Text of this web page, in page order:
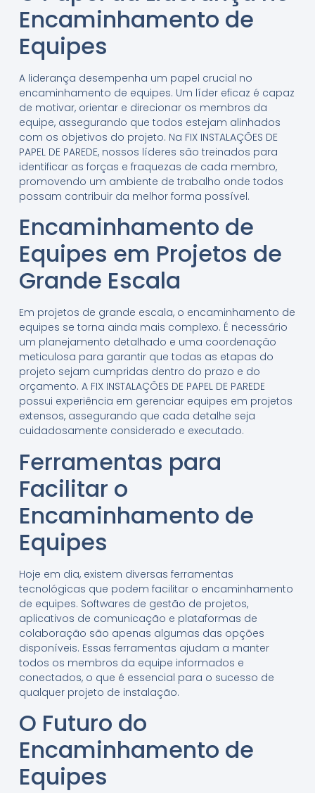
Encaminhamento de
Equipes
A liderança desempenha um papel crucial no
encaminhamento de equipes. Um líder eficaz é capaz
de motivar, orientar e direcionar os membros da
equipe, assegurando que todos estejam alinhados
com os objetivos do projeto. Na FIX INSTALAÇÕES DE
PAPEL DE PAREDE, nossos líderes são treinados para
identificar as forças e fraquezas de cada membro,
promovendo um ambiente de trabalho onde todos
possam contribuir da melhor forma possível.
Encaminhamento de
Equipes em Projetos de
Grande Escala
Em projetos de grande escala, o encaminhamento de
equipes se torna ainda mais complexo. É necessário
um planejamento detalhado e uma coordenação
meticulosa para garantir que todas as etapas do
projeto sejam cumpridas dentro do prazo e do
orçamento. A FIX INSTALAÇÕES DE PAPEL DE PAREDE
possui experiência em gerenciar equipes em projetos
extensos, assegurando que cada detalhe seja
cuidadosamente considerado e executado.
Ferramentas para
Facilitar o
Encaminhamento de
Equipes
Hoje em dia, existem diversas ferramentas
tecnológicas que podem facilitar o encaminhamento
de equipes. Softwares de gestão de projetos,
aplicativos de comunicação e plataformas de
colaboração são apenas algumas das opções
disponíveis. Essas ferramentas ajudam a manter
todos os membros da equipe informados e
conectados, o que é essencial para o sucesso de
qualquer projeto de instalação.
O Futuro do
Encaminhamento de
Equipes